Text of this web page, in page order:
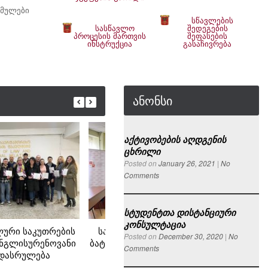
სასწავლო
პროცესის მართვის
ინსტრუქცია
სწავლების
შედეგების
შეფასების
გასაჩივრება
საკუთრების
საქპატენტის თავმჯდომარის,
ბატონი სოსო გიორგაძეს ვიზიტი
ფაკულტეტზე
ანონსი
აქტივობების აღდგენის
ცხრილი
Posted on January 26, 2021 | No
Comments
სტუდენტთა დისტანციური
კონსულტაცია
Posted on December 30, 2020 | No
Comments